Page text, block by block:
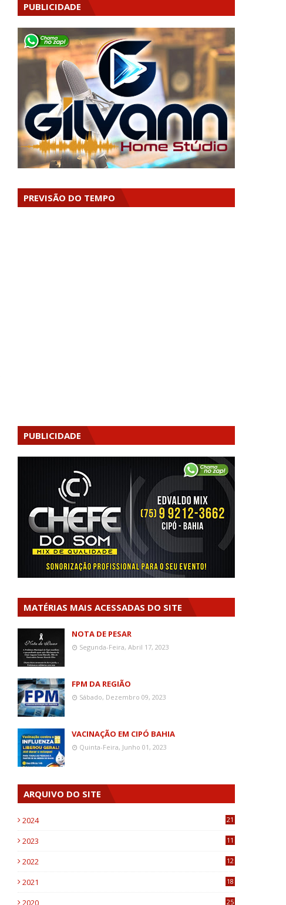
PUBLICIDADE
PREVISÃO DO TEMPO
PUBLICIDADE
MATÉRIAS MAIS ACESSADAS DO SITE
NOTA DE PESAR
Segunda-Feira, Abril 17, 2023
FPM DA REGIÃO
Sábado, Dezembro 09, 2023
VACINAÇÃO EM CIPÓ BAHIA
Quinta-Feira, Junho 01, 2023
ARQUIVO DO SITE
2024 21
2023
11
2022
12
2021
18
2020 25